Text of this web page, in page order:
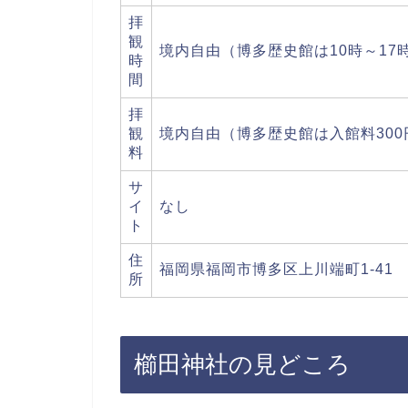
拝
観
時
間
境内自由（博多歴史館は10時～17
拝
観
料
境内自由（博多歴史館は入館料300
サ
イ
ト
なし
住
所
福岡県福岡市博多区上川端町1-41
櫛田神社の見どころ